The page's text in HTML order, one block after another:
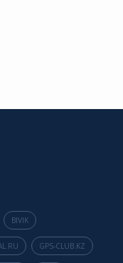
BIVIK
GPS-CLUB.KZ